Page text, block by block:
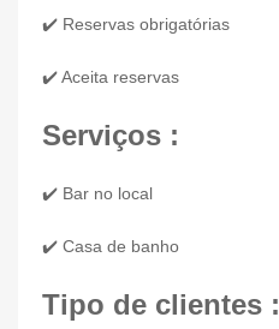
✔️ Reservas obrigatórias
✔️ Aceita reservas
Serviços :
✔️ Bar no local
✔️ Casa de banho
Tipo de clientes :